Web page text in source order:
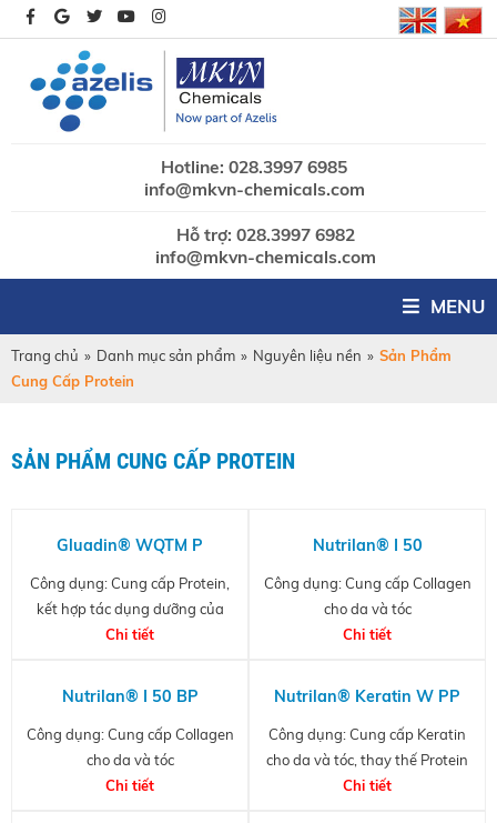
Hotline: 028.3997 6985
info@mkvn-chemicals.com
Hỗ trợ: 028.3997 6982
info@mkvn-chemicals.com
MENU
Trang chủ » Danh mục sản phẩm » Nguyên liệu nền » Sản Phẩm
Cung Cấp Protein
SẢN PHẨM CUNG CẤP PROTEIN
Gluadin® WQTM P
Công dụng: Cung cấp Protein,
kết hợp tác dụng dưỡng của
nhóm chức cationic bậc bốn
Chi tiết
Nutrilan® I 50
Công dụng: Cung cấp Collagen
cho da và tóc
Chi tiết
Nutrilan® I 50 BP
Công dụng: Cung cấp Collagen
cho da và tóc
Chi tiết
Nutrilan® Keratin W PP
Công dụng: Cung cấp Keratin
cho da và tóc, thay thế Protein
tự nhiên của tóc
Chi tiết